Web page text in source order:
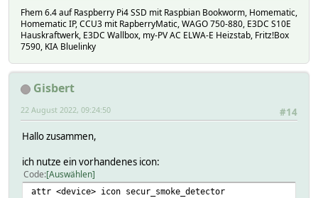
Fhem 6.4 auf Raspberry Pi4 SSD mit Raspbian Bookworm, Homematic,
Homematic IP, CCU3 mit RapberryMatic, WAGO 750-880, E3DC S10E
Hauskraftwerk, E3DC Wallbox, my-PV AC ELWA-E Heizstab, Fritz!Box
7590, KIA Bluelinky
Gisbert
#14
22 August 2022, 09:24:50
Hallo zusammen,
ich nutze ein vorhandenes icon:
Code Auswählen
attr <device> icon secur_smoke_detector